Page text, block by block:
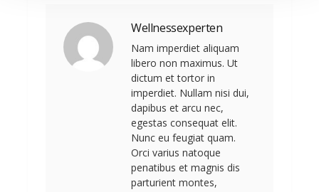
Wellnessexperten
Nam imperdiet aliquam
libero non maximus. Ut
dictum et tortor in
imperdiet. Nullam nisi dui,
dapibus et arcu nec,
egestas consequat elit.
Nunc eu feugiat quam.
Orci varius natoque
penatibus et magnis dis
parturient montes,